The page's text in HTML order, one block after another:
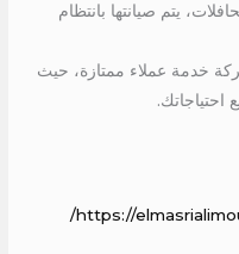
يتم صيانتها بانتظام
خدمة عملاء ممتازة، حيث
احتياجاتك.
https://